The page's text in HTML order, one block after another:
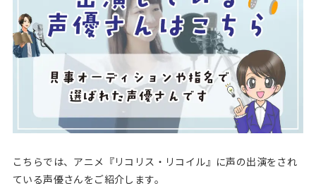
こちらでは、アニメ『リコリス・リコイル』に声の出演をされ
ている声優さんをご紹介します。